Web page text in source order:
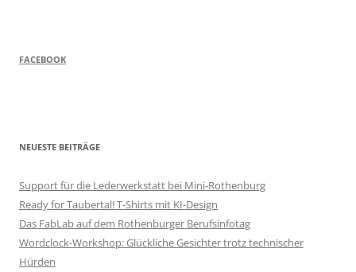
FACEBOOK
NEUESTE BEITRÄGE
Support für die Lederwerkstatt bei Mini-Rothenburg
Ready for Taubertal! T-Shirts mit KI-Design
Das FabLab auf dem Rothenburger Berufsinfotag
Wordclock-Workshop: Glückliche Gesichter trotz technischer
Hürden